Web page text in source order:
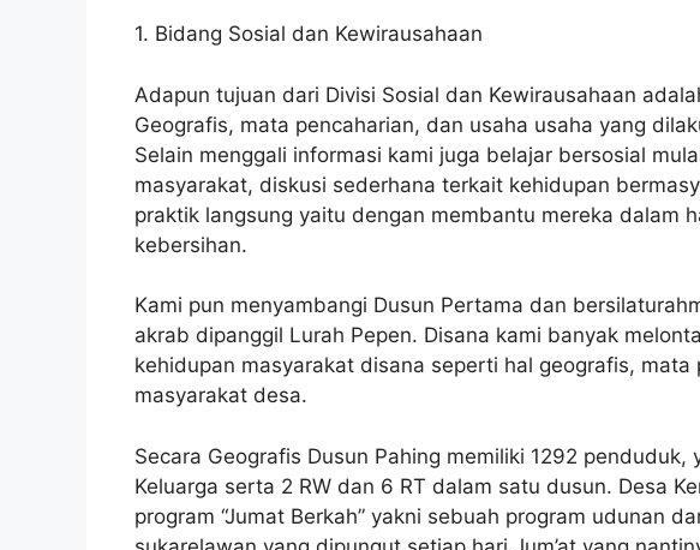
1. Bidang Sosial dan Kewirausahaan
Adapun tujuan dari Divisi Sosial dan Kewirausahaan
Geografis, mata pencaharian, dan usaha usaha yang
Selain menggali informasi kami juga belajar bersosial
masyarakat, diskusi sederhana terkait kehidupan
praktik langsung yaitu dengan membantu mereka dalam
kebersihan.
Kami pun menyambangi Dusun Pertama dan
akrab dipanggil Lurah Pepen. Disana kami banyak
kehidupan masyarakat disana seperti hal geografis, mata
masyarakat desa.
Secara Geografis Dusun Pahing memiliki 1292 penduduk,
Keluarga serta 2 RW dan 6 RT dalam satu dusun. Desa
program “Jumat Berkah” yakni sebuah program udunan